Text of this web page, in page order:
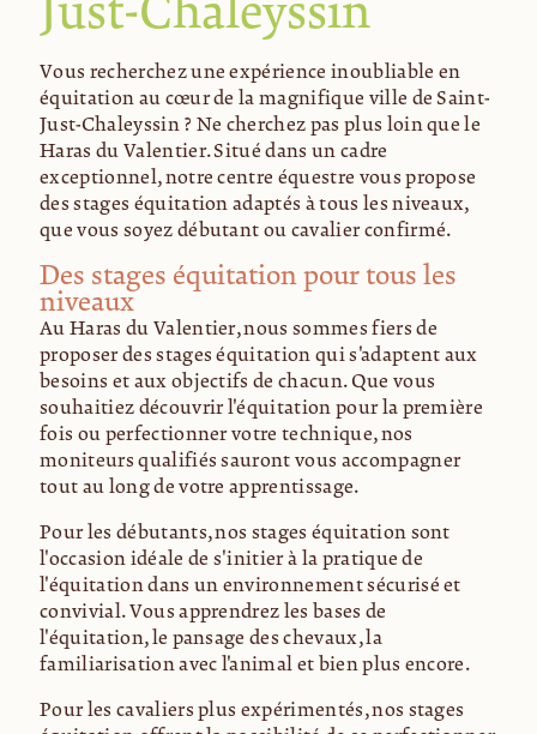
Vous recherchez une expérience inoubliable en
équitation au cœur de la magnifique ville de Saint-
Just-Chaleyssin ? Ne cherchez pas plus loin que le
Haras du Valentier. Situé dans un cadre
exceptionnel, notre centre équestre vous propose
des stages équitation adaptés à tous les niveaux,
que vous soyez débutant ou cavalier confirmé.
Des stages équitation pour tous les
niveaux
Au Haras du Valentier, nous sommes fiers de
proposer des stages équitation qui s'adaptent aux
besoins et aux objectifs de chacun. Que vous
souhaitiez découvrir l'équitation pour la première
fois ou perfectionner votre technique, nos
moniteurs qualifiés sauront vous accompagner
tout au long de votre apprentissage.
Pour les débutants, nos stages équitation sont
l'occasion idéale de s'initier à la pratique de
l'équitation dans un environnement sécurisé et
convivial. Vous apprendrez les bases de
l'équitation, le pansage des chevaux, la
familiarisation avec l'animal et bien plus encore.
Pour les cavaliers plus expérimentés, nos stages